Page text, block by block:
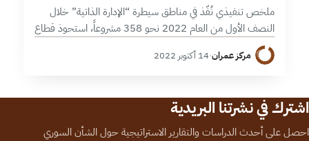
ملخص تنفيذي نُفّذ في مناطق سيطرة “الإدارة الذاتية” خلال
النصف الأول من العام 2022 نحو 358 مشروعاً، استحوذ قطاع
المياه والصرف الصحي على النسبة الأكبر للمشاريع المنفّذة
(148 مشروع) ثم…
مركز عمران·14 أكتوبر 2022
اشترك في نشرتنا البريدية
احصل على أحدث الدراسات والتقارير الاستراتيجية حول الشأن السوري